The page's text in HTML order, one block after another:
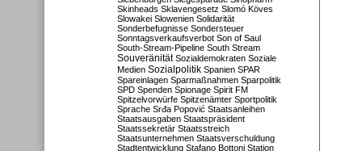
Skinheads Sklavengesetz Slomó Köves
Slowakei Slowenien Solidarität
Sonderbefugnisse Sondersteuer
Sonntagsverkaufsverbot Son of Saul
South-Stream-Pipeline South Stream
Souveränität Sozialdemokraten Soziale
Medien Sozialpolitik Spanien SPAR
Spareinlagen Sparmaßnahmen Sparpolitik
SPD Spenden Spionage Spirit FM
Spitzelvorwürfe Spitzenämter Sportpolitik
Sprache Srđa Popović Staatsanleihen
Staatsausgaben Staatspräsident
Staatssekretär Staatsstreich
Staatsunternehmen Staatsverschuldung
Stadtentwicklung Stafano Bottoni Station